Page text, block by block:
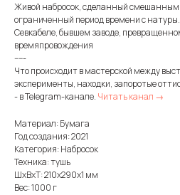
Живой набросок, сделанный
ограниченный период времени с
Севкабеле, бывшем заводе,
времяпровождения
-----
Что происходит в мастерской между
эксперименты, находки, запоротые
- в Telegram-канале. Читать канал →
Материал: Бумага
Год создания: 2021
Категория: Набросок
Техника: тушь
ШxВxТ: 210x290x1 мм
Вес: 1000 г